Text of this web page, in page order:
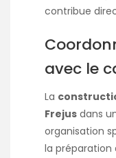
contribue
avec le
La
Frejus dans
organisation
la préparation